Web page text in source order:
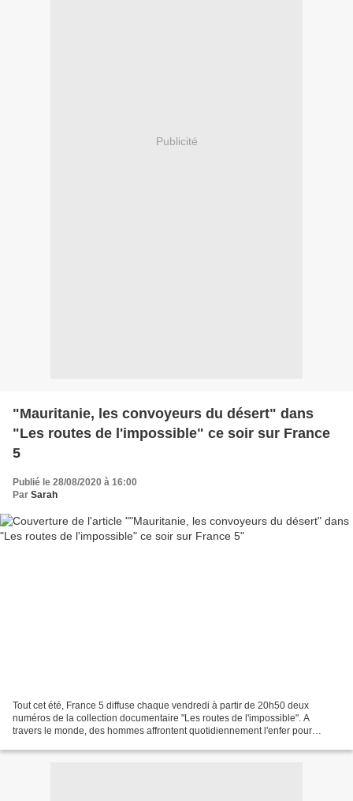
Publicité
"Mauritanie, les convoyeurs du désert" dans
"Les routes de l'impossible" ce soir sur France
5
Publié le 28/08/2020 à 16:00
Par Sarah
Tout cet été, France 5 diffuse chaque vendredi à partir de 20h50 deux
numéros de la collection documentaire "Les routes de l'impossible". A
travers le monde, des hommes affrontent quotidiennement l'enfer pour